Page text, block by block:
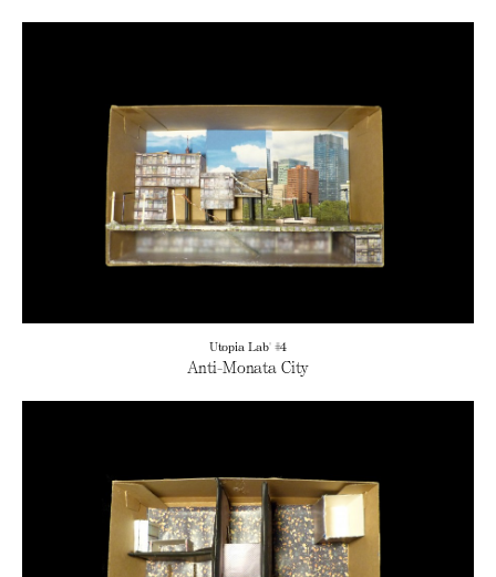
Utopia Lab' #4
Anti-Monata City